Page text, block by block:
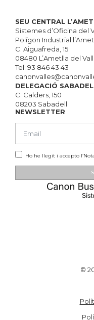
SEU CENTRAL
Sistemes d’Oficina del
Polígon Industrial
C. Aiguafreda, 15
08480 L’Ametlla del
Tel: 93 846 43 43
DELEGACIÓ
C. Calders, 150
08203 Sabadell
NEWSLETTER
Ho he llegit i accepto l’
Alternative:
©